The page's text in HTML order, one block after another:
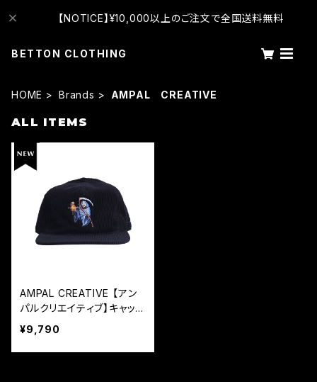
【NOTICE】¥10,000以上のご注文で全国送料無料
BETTON CLOTHING
HOME Brands AMPAL CREATIVE
ALL ITEMS
AMPAL CREATIVE 【アン
パルクリエイティブ】キャップ
メンズ FRIEND OF THE D
EVIL Ⅱ BLACK Strapbac
k
¥9,790